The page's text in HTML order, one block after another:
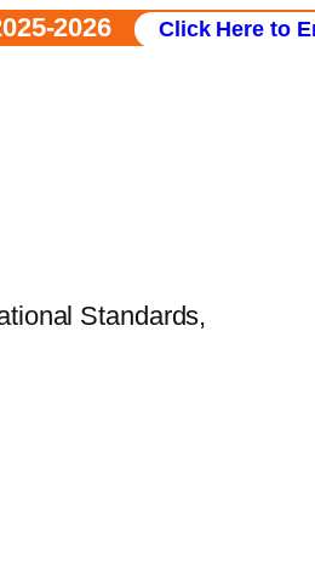
Click Here to Enrol
Standards,